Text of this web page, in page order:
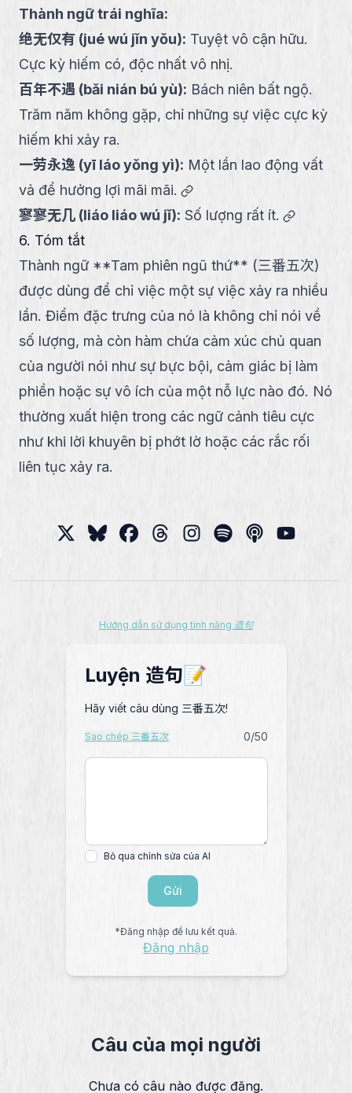
Thành ngữ trái nghĩa:
绝无仅有 (jué wú jǐn yǒu): Tuyệt vô cận hữu.
Cực kỳ hiếm có, độc nhất vô nhị.
百年不遇 (bǎi nián bú yù): Bách niên bất ngộ.
Trăm năm không gặp, chỉ những sự việc cực kỳ
hiếm khi xảy ra.
一劳永逸 (yī láo yǒng yì): Một lần lao động vất
vả để hưởng lợi mãi mãi.
link
寥寥无几 (liáo liáo wú jǐ): Số lượng rất ít.
link
6. Tóm tắt
Thành ngữ **Tam phiên ngũ thứ** (三番五次)
được dùng để chỉ việc một sự việc xảy ra nhiều
lần. Điểm đặc trưng của nó là không chỉ nói về
số lượng, mà còn hàm chứa cảm xúc chủ quan
của người nói như sự bực bội, cảm giác bị làm
phiền hoặc sự vô ích của một nỗ lực nào đó. Nó
thường xuất hiện trong các ngữ cảnh tiêu cực
như khi lời khuyên bị phớt lờ hoặc các rắc rối
liên tục xảy ra.
Hướng dẫn sử dụng tính năng 造句
Luyện 造句📝
Hãy viết câu dùng 三番五次!
Sao chép 三番五次 0/50
Bỏ qua chỉnh sửa của AI
Gửi
*Đăng nhập để lưu kết quả.
Đăng nhập
Câu của mọi người
Chưa có câu nào được đăng.